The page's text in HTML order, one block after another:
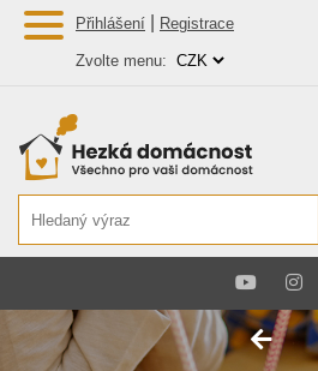
Přihlášení Registrace
Zvolte menu: